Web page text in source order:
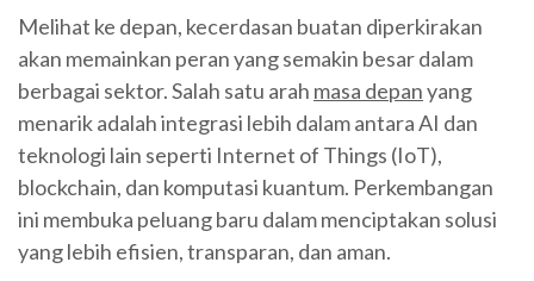
Melihat ke depan, kecerdasan buatan diperkirakan
akan memainkan peran yang semakin besar dalam
berbagai sektor. Salah satu arah masa depanyang
menarik adalah integrasi lebih dalam antara AI dan
teknologi lain seperti Internet of Things (IoT),
blockchain, dan komputasi kuantum. Perkembangan
ini membuka peluang baru dalam menciptakan solusi
yang lebih efisien, transparan, dan aman.